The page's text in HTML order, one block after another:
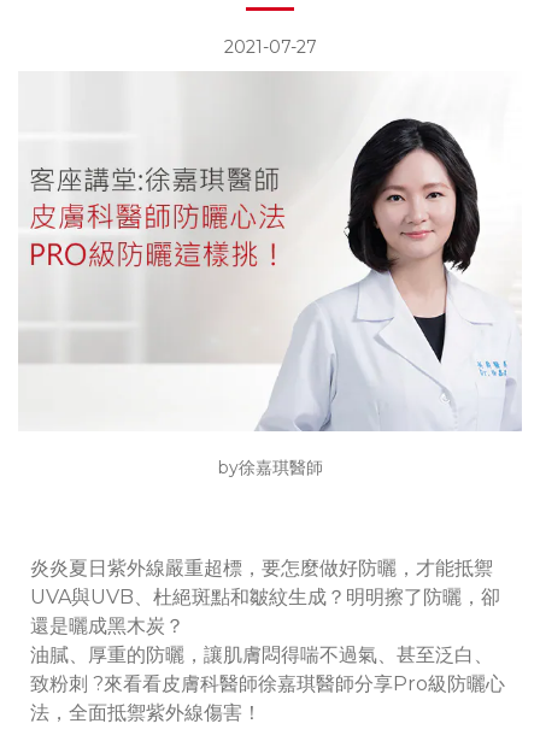
2021-07-27
by徐嘉琪醫師
炎炎夏日紫外線嚴重超標，要怎麼做好防曬，才能抵禦
UVA與UVB、杜絕斑點和皺紋生成？明明擦了防曬，卻
還是曬成黑木炭？
油膩、厚重的防曬，讓肌膚悶得喘不過氣、甚至泛白、
致粉刺 ?來看看皮膚科醫師徐嘉琪醫師分享Pro級防曬心
法，全面抵禦紫外線傷害！